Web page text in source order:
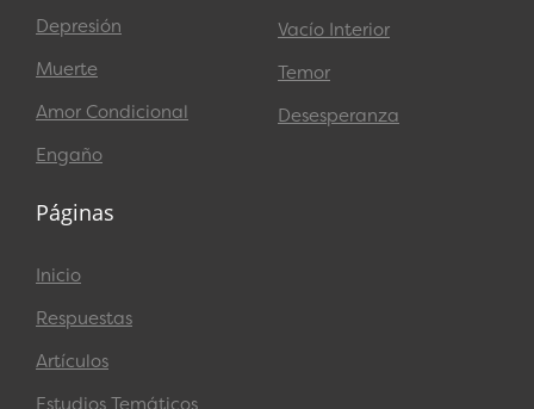
Depresión
Muerte
Amor Condicional
Engaño
Vacío Interior
Temor
Desesperanza
Páginas
Inicio
Respuestas
Artículos
Estudios Temáticos